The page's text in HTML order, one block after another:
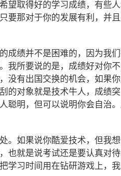
望取得好的学习成绩，有些
要那对于你的发展有利，并
成绩并不是困难的，因为我
我所要说的是，成绩好对你
没有出国交换的机会，如果
的对象就是技术牛人，成绩
聪明，但可以说明你会自治
。如果说你酷爱技术，但我
也就是说考试还是要认真对
学习时间用在钻研游戏上，